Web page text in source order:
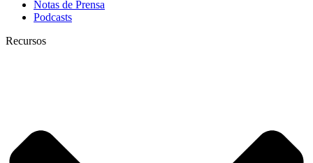
Notas de Prensa
Podcasts
Recursos